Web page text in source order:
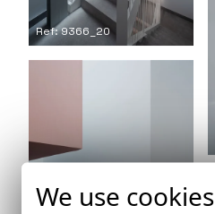
Ref: 9366_20
We use cookies